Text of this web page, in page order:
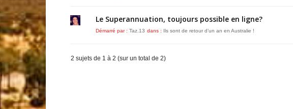
Le Superannuation, toujours possible en ligne?
Démarré par : Taz.13 dans : Ils sont de retour d’un an en Australie !
2 sujets de 1 à 2 (sur un total de 2)